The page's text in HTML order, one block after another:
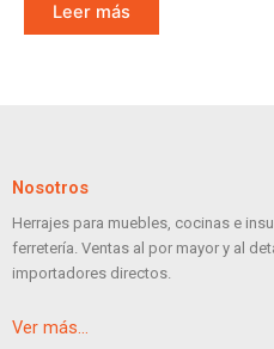
Leer más
Nosotros
Herrajes para muebles, cocinas e
ferretería. Ventas al por mayor y al
importadores directos.
Ver más…